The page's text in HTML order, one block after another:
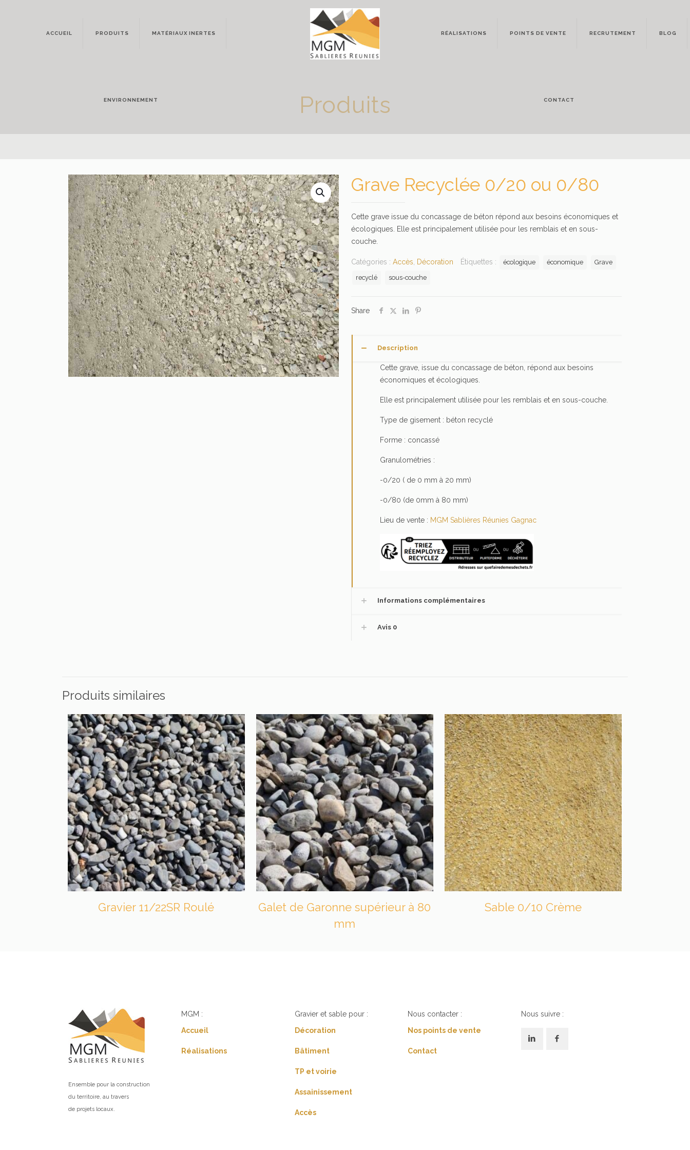
ACCUEIL PRODUITS MATÉRIAUX INERTES
ENVIRONNEMENT
RÉALISATIONS POINTS DE VENTE RECRUTEMENT BLOG
CONTACT
Produits
Grave Recyclée 0/20 ou 0/80
Cette grave issue du concassage de béton répond aux besoins économiques et
écologiques. Elle est principalement utilisée pour les remblais et en sous-
couche.
Catégories : Accès Décoration Étiquettes : écologique économique
Grave
recyclé
sous-couche
Share
Description
Cette grave, issue du concassage de béton, répond aux besoins
économiques et écologiques.
Elle est principalement utilisée pour les remblais et en sous-couche.
Type de gisement : béton recyclé
Forme : concassé
Granulométries :
-0/20 ( de 0 mm à 20 mm)
-0/80 (de 0mm à 80 mm)
Lieu de vente : MGM Sablières Réunies Gagnac
Informations complémentaires
Avis 0
Produits similaires
Gravier 11/22SR Roulé
Galet de Garonne supérieur à 80
mm
Sable 0/10 Crème
Ensemble pour la construction
du territoire, au travers
de projets locaux.
MGM :
Accueil
Réalisations
Gravier et sable pour :
Décoration
Bâtiment
TP et voirie
Assainissement
Accès
Nous contacter :
Nos points de vente
Contact
Nous suivre :